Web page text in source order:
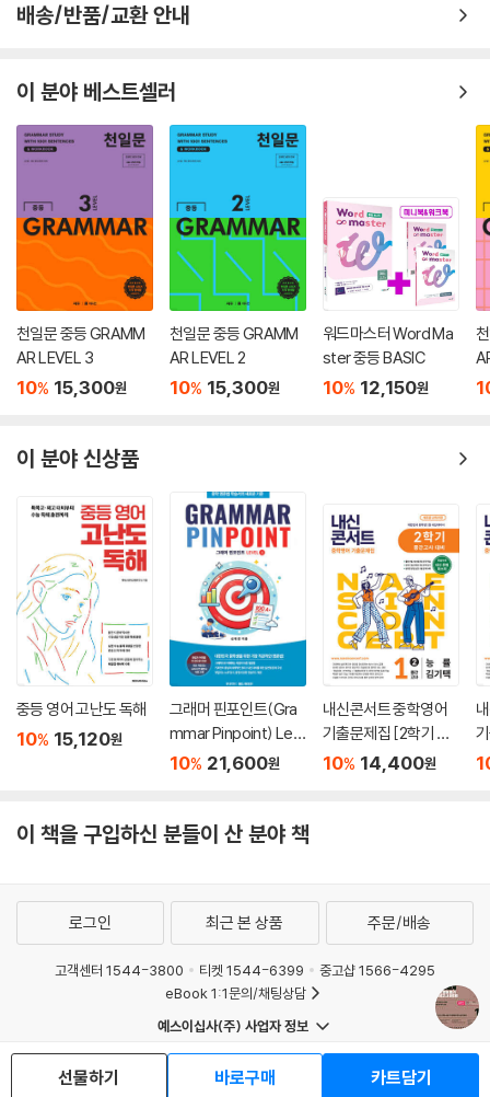
배송/반품/교환 안내
이 분야 베스트셀러
천일문 중등 GRAMM
AR LEVEL 3
10% 15,300원
천일문 중등 GRAMM
AR LEVEL 2
10% 15,300원
워드마스터 Word Ma
ster 중등 BASIC
10% 12,150원
이 분야 신상품
중등 영어 고난도 독해
10% 15,120원
그래머 핀포인트(Gra
mmar Pinpoint) Lev
el 1
10% 21,600원
내신콘서트 중학영어
기출문제집 [2학기 중
간고사] - 중1영어 능률
10% 14,400원
이 책을 구입하신 분들이 산 분야 책
선물하기 바로구매 카트담기
로그인 최근 본 상품 주문/배송
고객센터 1544-3800 티켓 1544-6399
중고샵 1566-4295
eBook 1:1문의/채팅상담
예스이십사(주) 사업자 정보
이용약관
개인정보처리방침
청소년보호정책
회사소개
거래처관계자께